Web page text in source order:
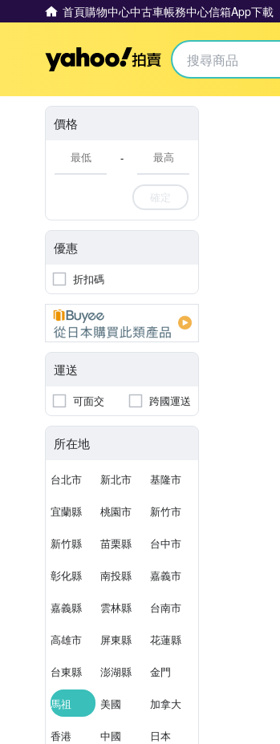
首頁購物中心中古車帳務中心信箱App下載
Yahoo拍賣
價格
-
確定
優惠
折扣碼
運送
可面交 跨國運送
所在地
台北市 新北市 基隆市
宜蘭縣 桃園市 新竹市
新竹縣 苗栗縣 台中市
彰化縣 南投縣 嘉義市
嘉義縣 雲林縣 台南市
高雄市 屏東縣 花蓮縣
台東縣 澎湖縣 金門
馬祖 美國 加拿大
香港 中國 日本